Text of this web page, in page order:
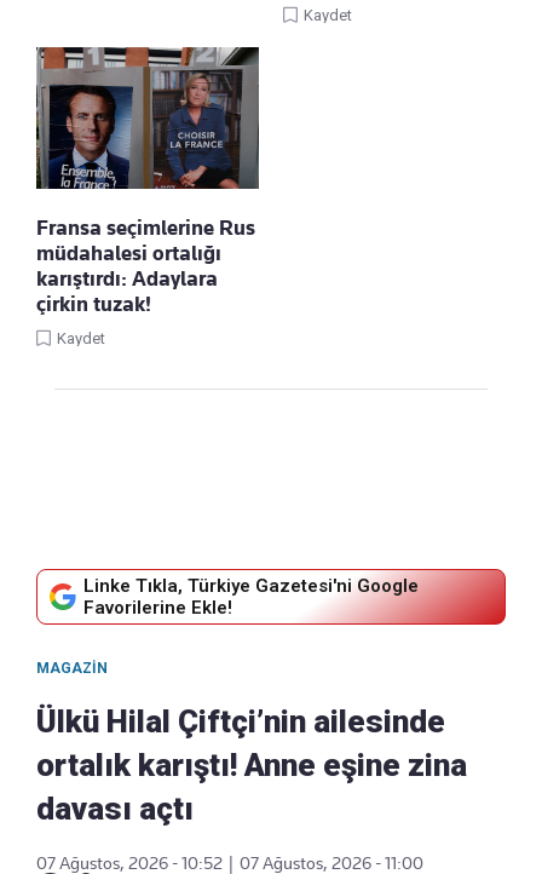
Kaydet
Fransa seçimlerine Rus
müdahalesi ortalığı
karıştırdı: Adaylara
çirkin tuzak!
Kaydet
Linke Tıkla, Türkiye Gazetesi'ni Google
Favorilerine Ekle!
MAGAZIN
Ülkü Hilal Çiftçi’nin ailesinde
ortalık karıştı! Anne eşine zina
davası açtı
07 Ağustos, 2026 - 10:52
07 Ağustos, 2026 - 11:00